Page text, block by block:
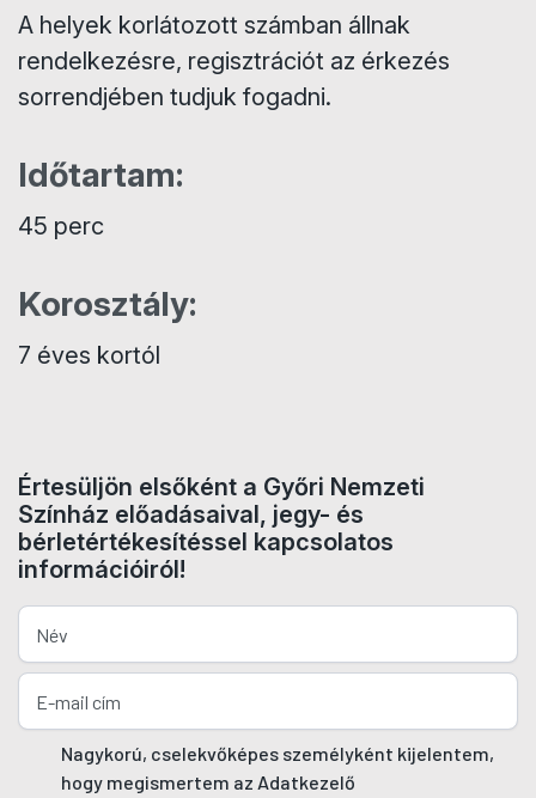
A helyek korlátozott számban állnak
rendelkezésre, regisztrációt az érkezés
sorrendjében tudjuk fogadni.
Időtartam:
45 perc
Korosztály:
7 éves kortól
Értesüljön elsőként a Győri Nemzeti
Színház előadásaival, jegy- és
bérletértékesítéssel kapcsolatos
információiról!
Nagykorú, cselekvőképes személyként kijelentem,
hogy megismertem az Adatkezelő